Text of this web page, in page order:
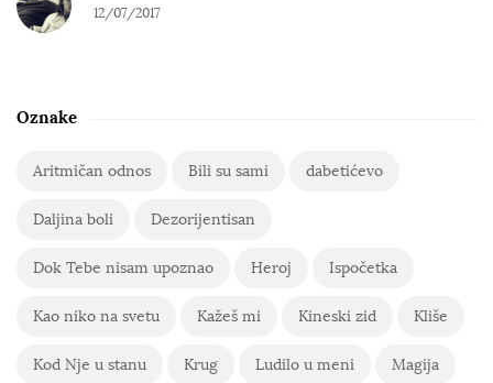
12/07/2017
Oznake
Aritmičan odnos Bili su sami dabetićevo
Daljina boli Dezorijentisan
Dok Tebe nisam upoznao Heroj Ispočetka
Kao niko na svetu Kažeš mi Kineski zid Kliše
Kod Nje u stanu Krug Ludilo u meni Magija